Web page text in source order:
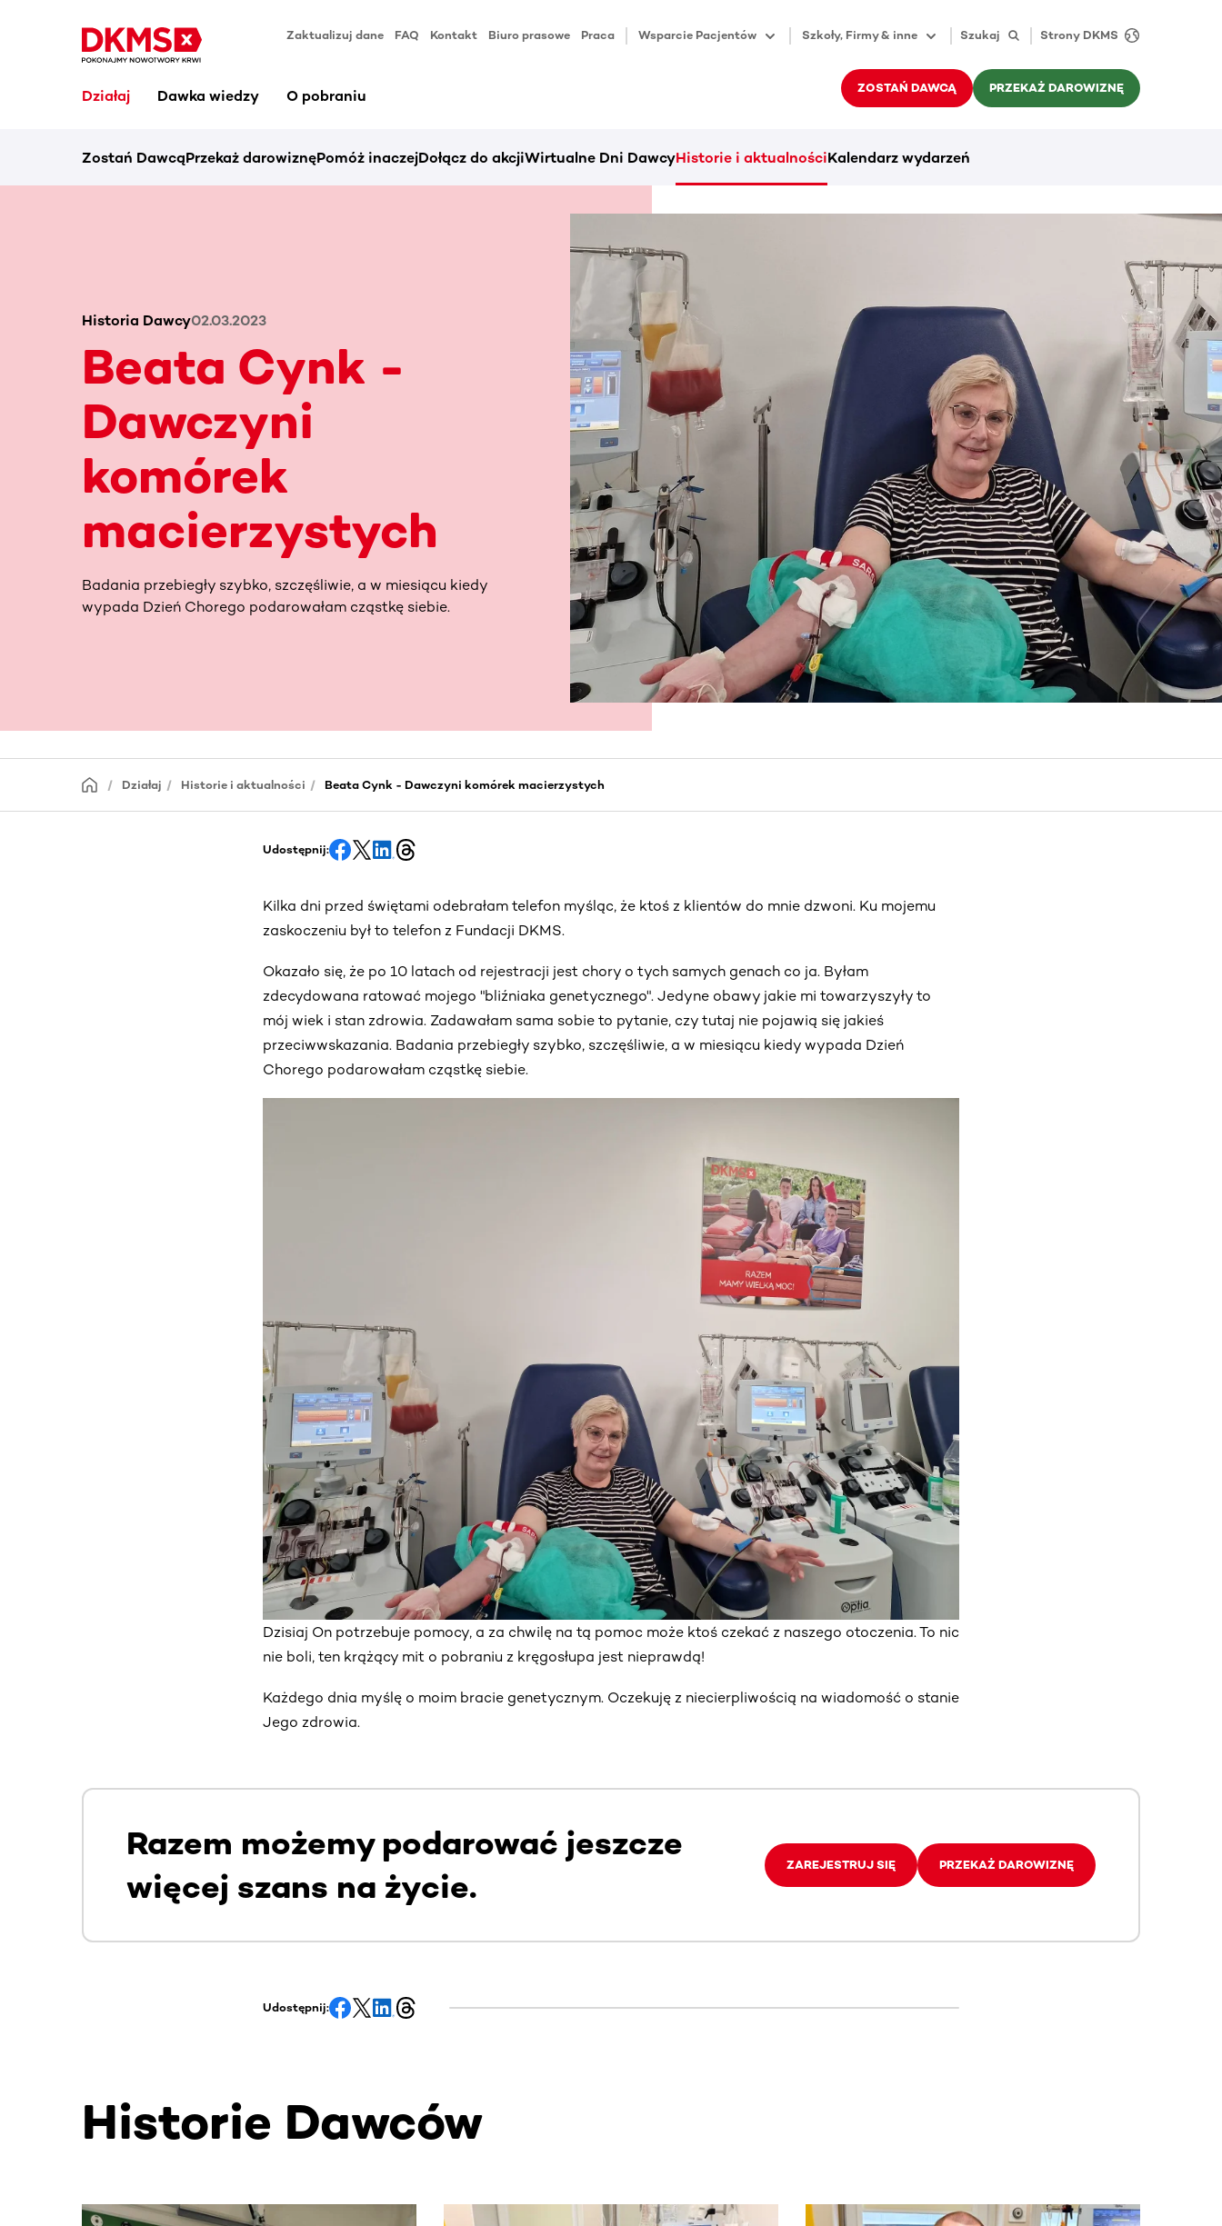
Zaktualizuj dane FAQ Kontakt Biuro prasowe Praca Wsparcie Pacjentów Szkoły, Firmy & inne Szukaj Strony DKMS
Działaj Dawka wiedzy O pobraniu ZOSTAŃ DAWCĄ PRZEKAŻ DAROWIZNĘ
Zostań DawcąPrzekaż darowiznęPomóż inaczejDołącz do akcjiWirtualne Dni DawcyHistorie i aktualnościKalendarz wydarzeń
Historia Dawcy02.03.2023
Beata Cynk -
Dawczyni
komórek
macierzystych
Badania przebiegły szybko, szczęśliwie, a w miesiącu kiedy
wypada Dzień Chorego podarowałam cząstkę siebie.
Działaj Historie i aktualności Beata Cynk - Dawczyni komórek macierzystych
Udostępnij:
Kilka dni przed świętami odebrałam telefon myśląc, że ktoś z klientów do mnie dzwoni. Ku mojemu
zaskoczeniu był to telefon z Fundacji DKMS.
Okazało się, że po 10 latach od rejestracji jest chory o tych samych genach co ja. Byłam
zdecydowana ratować mojego "bliźniaka genetycznego". Jedyne obawy jakie mi towarzyszyły to
mój wiek i stan zdrowia. Zadawałam sama sobie to pytanie, czy tutaj nie pojawią się jakieś
przeciwwskazania. Badania przebiegły szybko, szczęśliwie, a w miesiącu kiedy wypada Dzień
Chorego podarowałam cząstkę siebie.
Dzisiaj On potrzebuje pomocy, a za chwilę na tą pomoc może ktoś czekać z naszego otoczenia. To nic
nie boli, ten krążący mit o pobraniu z kręgosłupa jest nieprawdą!
Każdego dnia myślę o moim bracie genetycznym. Oczekuję z niecierpliwością na wiadomość o stanie
Jego zdrowia.
Razem możemy podarować jeszcze
więcej szans na życie.
ZAREJESTRUJ SIĘ PRZEKAŻ DAROWIZNĘ
Udostępnij:
Historie Dawców
Ta sekcja zawiera treści przewijane w poziomie. Użyj klawisza Tab lub przesuń palcem, aby zobaczyć więcej.